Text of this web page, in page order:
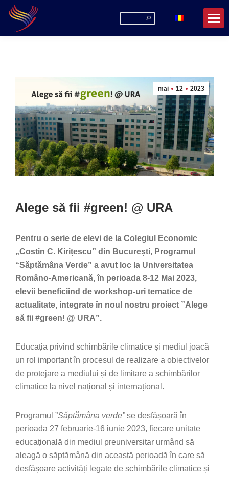
Search:
mai 12 2023
Alege să fii #green! @ URA
Pentru o serie de elevi de la Colegiul Economic
„Costin C. Kirițescu” din București, Programul
“Săptămâna Verde” a avut loc la Universitatea
Româno-Americană, în perioada 8-12 Mai 2023,
elevii beneficiind de workshop-uri tematice de
actualitate, integrate în noul nostru proiect ”Alege
să fii #green! @ URA”.
Educația privind schimbările climatice și mediul joacă
un rol important în procesul de realizare a obiectivelor
de protejare a mediului și de limitare a schimbărilor
climatice la nivel național și internațional.
Programul ”Săptămâna verde”se desfășoară în
perioada 27 februarie-16 iunie 2023, fiecare unitate
educațională din mediul preuniversitar urmând să
aleagă o săptămână din această perioadă în care să
desfășoare activități legate de schimbările climatice și